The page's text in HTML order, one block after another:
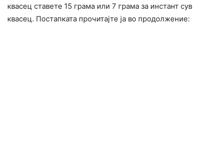
квасец ставете 15 грама или 7 грама за инстант сув
квасец. Постапката прочитајте ја во продолжение: